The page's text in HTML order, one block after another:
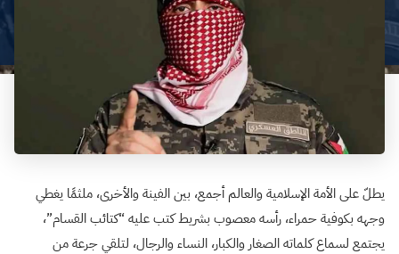
يطلّ على الأمة الإسلامية والعالم أجمع، بين الفينة والأخرى، ملثمًا يغطي
وجهه بكوفية حمراء، رأسه معصوب بشريط كتب عليه “كتائب القسام”،
يجتمع لسماع كلماته الصغار والكبار، النساء والرجال، لتلقي جرعة من